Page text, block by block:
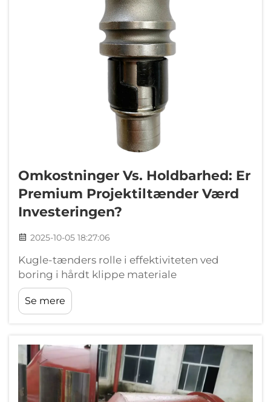
Omkostninger Vs. Holdbarhed: Er
Premium Projektiltænder Værd
Investeringen?
2025-10-05 18:27:06
Kugle-tænders rolle i effektiviteten ved
boring i hårdt klippe materiale
sammensætning og dets indvirkning på
kugle-tænders holdbarhed hvorfor
wolframkarbid markant forbedrer slidstyrke
holder meget længere end vi...
Se mere